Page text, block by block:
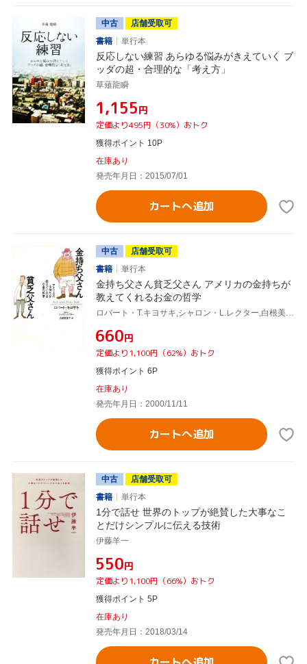
中古
店舗受取可
書籍
単行本
反応しない練習 あらゆる悩みがきえていく ブ
ッダの超・合理的な「考え方」
草薙龍瞬
¥1,155円
定価より495円（30%）おトク
獲得ポイント 10P
在庫あり
発売年月日：2015/07/01
カートへ追加
中古
店舗受取可
書籍
単行本
金持ち父さん貧乏父さん アメリカの金持ちが
教えてくれるお金の哲学
ロバート・T.キヨサキ,シャロン・L.レクター,白根美保子
¥660円
定価より1,100円（62%）おトク
獲得ポイント 6P
在庫あり
発売年月日：2000/11/11
カートへ追加
中古
店舗受取可
書籍
単行本
1分で話せ 世界のトップが絶賛した大事なこ
とだけシンプルに伝える技術
伊藤羊一
¥550円
定価より1,100円（66%）おトク
獲得ポイント 5P
在庫あり
発売年月日：2018/03/14